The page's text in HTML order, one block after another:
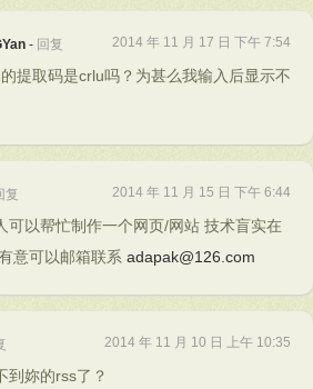
- 回复 2014 年 11 月 17 日 下午 7:54
提取码是crlu吗？为甚么我输入后显示不
复 2014 年 11 月 15 日 下午 6:44
可以帮忙制作一个网页/网站 技术盲实在
意可以邮箱联系 adapak@126.com
2014 年 11 月 10 日 上午 10:35
到妳的rss了？